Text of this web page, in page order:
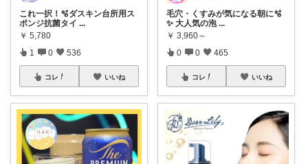
これ一択！🫧ダスキン台所用ス
ポンジ抗菌タイ ...
￥ 5,780
1 0 536
コレ いいね
毛穴・くすみが気になる朝に🫧
✨ 大人気の泡 ...
￥ 3,960～
0 0 465
コレ いいね